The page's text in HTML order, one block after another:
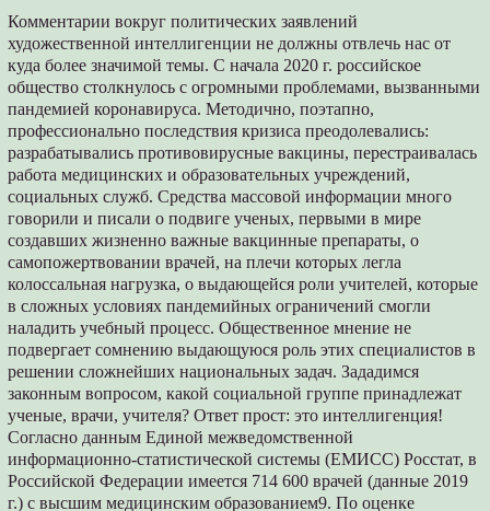
Комментарии вокруг политических заявлений
художественной интеллигенции не должны отвлечь нас от
куда более значимой темы. С начала 2020 г. российское
общество столкнулось с огромными проблемами, вызванными
пандемией коронавируса. Методично, поэтапно,
профессионально последствия кризиса преодолевались:
разрабатывались противовирусные вакцины, перестраивалась
работа медицинских и образовательных учреждений,
социальных служб. Средства массовой информации много
говорили и писали о подвиге ученых, первыми в мире
создавших жизненно важные вакцинные препараты, о
самопожертвовании врачей, на плечи которых легла
колоссальная нагрузка, о выдающейся роли учителей, которые
в сложных условиях пандемийных ограничений смогли
наладить учебный процесс. Общественное мнение не
подвергает сомнению выдающуюся роль этих специалистов в
решении сложнейших национальных задач. Зададимся
законным вопросом, какой социальной группе принадлежат
ученые, врачи, учителя? Ответ прост: это интеллигенция!
Согласно данным Единой межведомственной
информационно-статистической системы (ЕМИСС) Росстат, в
Российской Федерации имеется 714 600 врачей (данные 2019
г.) с высшим медицинским образованием9. По оценке